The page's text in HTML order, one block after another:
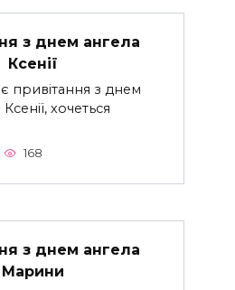
з днем ангела
Ксенії
привітання з днем
хочеться
168
з днем ангела
Марини